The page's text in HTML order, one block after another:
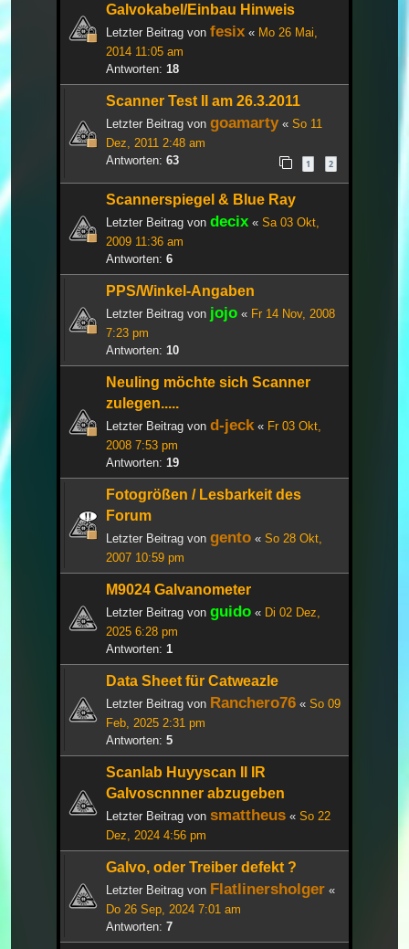
Galvokabel/Einbau Hinweis
Letzter Beitrag von fesix « Mo 26 Mai,
2014 11:05 am
Antworten: 18
Scanner Test II am 26.3.2011
Letzter Beitrag von goamarty« So 11
Dez, 2011 2:48 am
Antworten: 63 1 2
Scannerspiegel & Blue Ray
Letzter Beitrag von decix « Sa 03 Okt,
2009 11:36 am
Antworten: 6
PPS/Winkel-Angaben
Letzter Beitrag von jojo « Fr 14 Nov, 2008
7:23 pm
Antworten: 10
Neuling möchte sich Scanner
zulegen.....
Letzter Beitrag von d-jeck « Fr 03 Okt,
2008 7:53 pm
Antworten: 19
Fotogrößen / Lesbarkeit des
Forum
Letzter Beitrag von gento « So 28 Okt,
2007 10:59 pm
M9024 Galvanometer
Letzter Beitrag von guido « Di 02 Dez,
2025 6:28 pm
Antworten: 1
Data Sheet für Catweazle
Letzter Beitrag von Ranchero76 « So 09
Feb, 2025 2:31 pm
Antworten: 5
Scanlab Huyyscan II IR
Galvoscnnner abzugeben
Letzter Beitrag von smattheus « So 22
Dez, 2024 4:56 pm
Galvo, oder Treiber defekt ?
Letzter Beitrag von Flatlinersholger «
Do 26 Sep, 2024 7:01 am
Antworten: 7